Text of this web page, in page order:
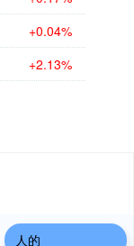
+0.04%
+2.13%
人的